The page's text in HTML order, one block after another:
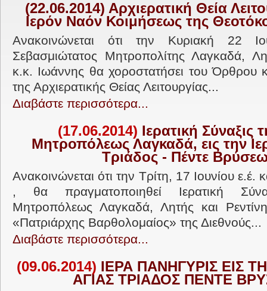
(22.06.2014) Αρχιερατική Θεία
Ιερόν Ναόν Κοιμήσεως της
Ανακοινώνεται ότι την Κυριακή 22
Σεβασμιώτατος Μητροπολίτης Λαγκαδά,
κ.κ. Ιωάννης θα χοροστατήσει του Όρθρου
της Αρχιερατικής Θείας Λειτουργίας...
Διαβάστε περισσότερα...
(17.06.2014) Ιερατική Σύναξις
Μητροπόλεως Λαγκαδά, εις την
Τριάδος - Πέντε
Ανακοινώνεται ότι την Τρίτη, 17 Ιουνίου
, θα πραγματοποιηθεί Ιερατική
Μητροπόλεως Λαγκαδά, Λητής και
«Πατριάρχης Βαρθολομαίος» της Διεθνούς...
Διαβάστε περισσότερα...
(09.06.2014) ΙΕΡΑ ΠΑΝΗΓΥΡΙΣ ΕΙΣ
ΑΓΙΑΣ ΤΡΙΑΔΟΣ ΠΕΝΤΕ